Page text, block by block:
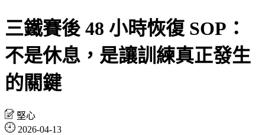
三鐵賽後 48 小時恢復 SOP：
不是休息，是讓訓練真正發生
的關鍵
堅心
2026-04-13